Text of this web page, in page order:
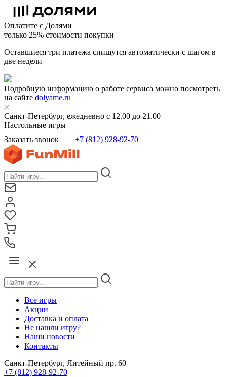
Оплатите с Долями
только 25% стоимости покупки
Оставшиеся три платежа спишутся автоматически с шагом в
две недели
Подробную информацию о работе сервиса можно посмотреть
на сайте dolyame.ru
Санкт-Петербург, ежедневно с 12.00 до 21.00
Настольные игры
Заказать звонок
+7 (812) 928-92-70
Все игры
Акции
Доставка и оплата
Не нашли игру?
Наши новости
Контакты
Санкт-Петербург, Литейный пр. 60
+7 (812) 928-92-70